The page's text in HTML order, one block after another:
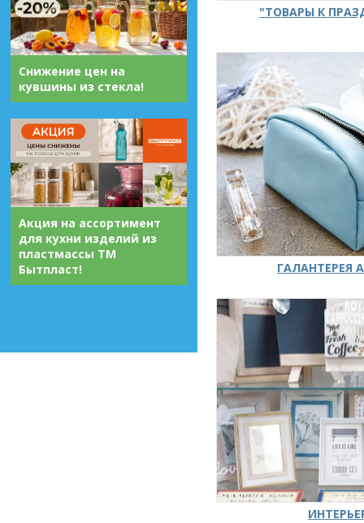
Снижение цен на
кувшины из стекла!
Акция на ассортимент
для кухни изделий из
пластмассы ТМ
Бытпласт!
"ТОВАРЫ К
ГАЛАНТЕРЕЯ